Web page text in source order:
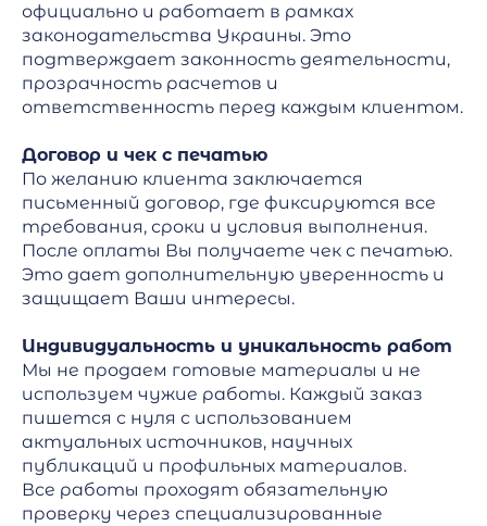
официально и работает в рамках
законодательства Украины. Это
подтверждает законность деятельности,
прозрачность расчетов и
ответственность перед каждым клиентом.
Договор и чек с печатью
По желанию клиента заключается
письменный договор, где фиксируются все
требования, сроки и условия выполнения.
После оплаты Вы получаете чек с печатью.
Это дает дополнительную уверенность и
защищает Ваши интересы.
Индивидуальность и уникальность работ
Мы не продаем готовые материалы и не
используем чужие работы. Каждый заказ
пишется с нуля с использованием
актуальных источников, научных
публикаций и профильных материалов.
Все работы проходят обязательную
проверку через специализированные